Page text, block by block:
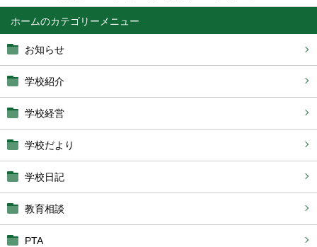
ホーム
お知らせ
学校紹介
学校経営
学校だより
学校日記
教育相談
PTA